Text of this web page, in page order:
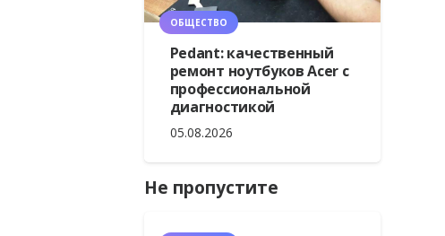
ОБЩЕСТВО
Pedant: качественный
ремонт ноутбуков Acer с
профессиональной
диагностикой
05.08.2026
Не пропустите